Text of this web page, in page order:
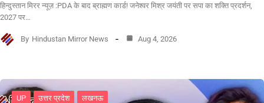
हिन्दुस्तान मिरर न्यूज़ :PDA के बाद ब्राह्मण कार्ड! जनेश्वर मिश्र जयंती पर सपा का शक्ति प्रदर्शन,
2027 पर…
By Hindustan Mirror News Aug 4, 2026
UP उत्तर प्रदेश लखनऊ